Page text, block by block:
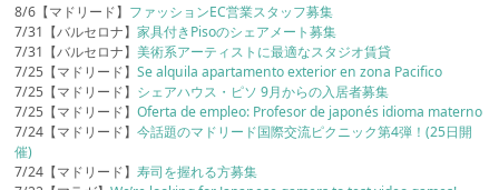
8/6【マドリード】 ファッションEC営業スタッフ募集
7/31【バルセロナ】家具付きPisoのシェアメート募集
7/31【バルセロナ】美術系アーティストに最適なスタジオ賃貸
7/25【マドリード】Se alquila apartamento exterior en zona Pacifico
7/25【マドリード】 シェアハウス・ピソ 9月からの入居者募集
7/25【マドリード】Oferta de empleo: Profesor de japonés idioma materno
7/24【マドリード】今話題のマドリード国際交流ピクニック第4弾！(25日開
催)
7/24【マドリード】寿司を握れる方募集